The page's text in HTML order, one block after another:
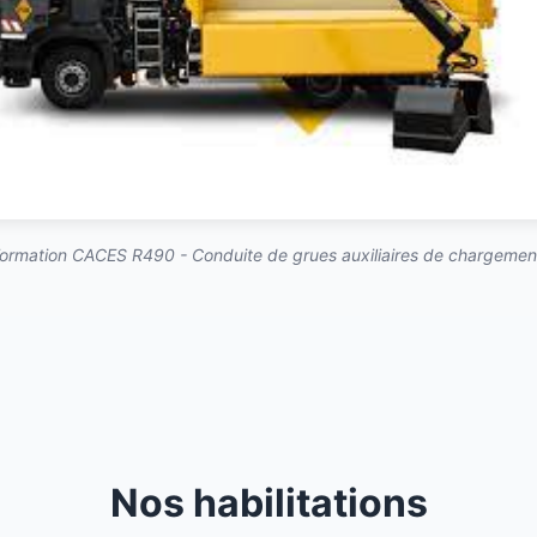
CACES R490 - Conduite de grues auxiliaires de
Nos habilitations